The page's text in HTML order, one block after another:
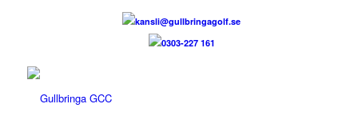
kansli@gullbringagolf.se
0303-227 161